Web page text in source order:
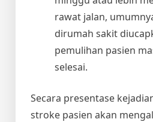
rawat jalan,
dirumah sakit
pemulihan pasien
selesai.
Secara presentase
stroke pasien akan